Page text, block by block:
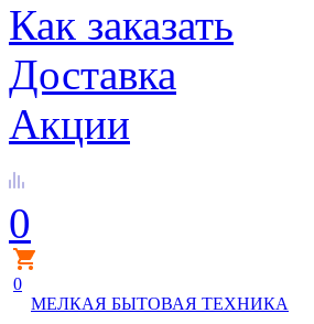
Как заказать
Доставка
Акции
0
0
МЕЛКАЯ БЫТОВАЯ ТЕХНИКА